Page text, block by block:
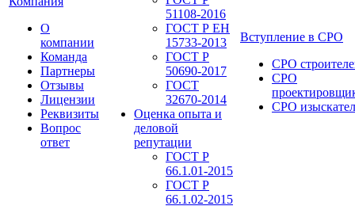
О
компании
Команда
Партнеры
Отзывы
Лицензии
Реквизиты
Вопрос
ответ
51108-2016
ГОСТ Р ЕН
15733-2013
ГОСТ Р
50690-2017
ГОСТ
32670-2014
Оценка опыта и
деловой
репутации
ГОСТ Р
66.1.01-2015
ГОСТ Р
66.1.02-2015
Вступление в СРО
СРО
СРО
СРО